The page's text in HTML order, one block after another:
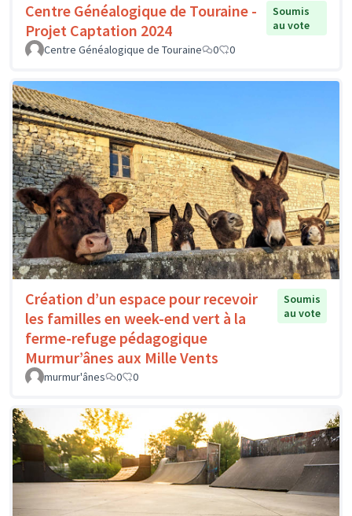
Centre Généalogique de Touraine -
Projet Captation 2024
Soumis
au vote
Centre Généalogique de Touraine
0 0
Création d’un espace pour recevoir
les familles en week-end vert à la
ferme-refuge pédagogique
Murmur’ânes aux Mille Vents
Soumis
au vote
murmur'ânes 0 0